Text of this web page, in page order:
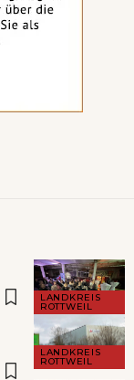
LANDKREIS
ROTTWEIL
LANDKREIS
ROTTWEIL